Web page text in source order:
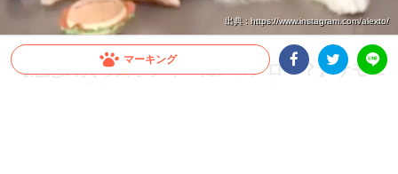
マーキング
出典 : https://www.instagram.com/alexto/
【魅惑の真っ白ボディーにメロメロ！？】サモエ